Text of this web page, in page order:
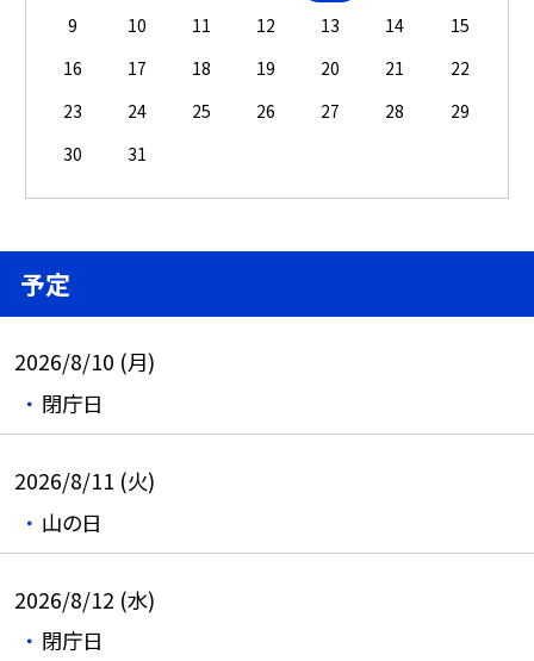
9
10 11 12 13 14
15
16
17 18 19 20 21
22
23
24 25 26 27 28
29
30
31
予定
2026/8/10 (月)
閉庁日
2026/8/11 (火)
山の日
2026/8/12 (水)
閉庁日